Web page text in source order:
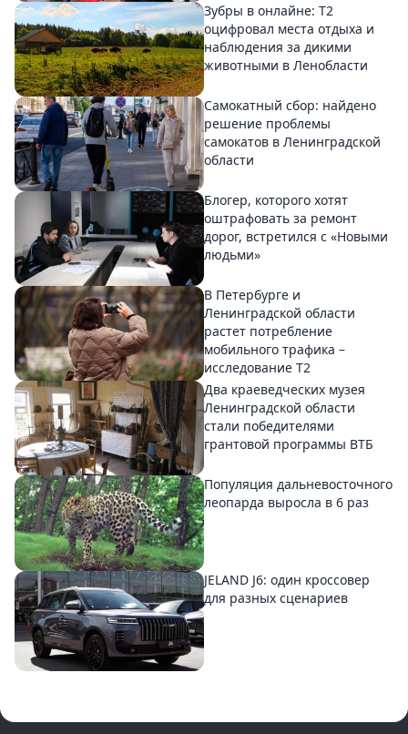
Зубры в онлайне: Т2
оцифровал места отдыха и
наблюдения за дикими
животными в Ленобласти
Самокатный сбор: найдено
решение проблемы
самокатов в Ленинградской
области
Блогер, которого хотят
оштрафовать за ремонт
дорог, встретился с «Новыми
людьми»
В Петербурге и
Ленинградской области
растет потребление
мобильного трафика –
исследование T2
Два краеведческих музея
Ленинградской области
стали победителями
грантовой программы ВТБ
Популяция дальневосточного
леопарда выросла в 6 раз
JELAND J6: один кроссовер
для разных сценариев